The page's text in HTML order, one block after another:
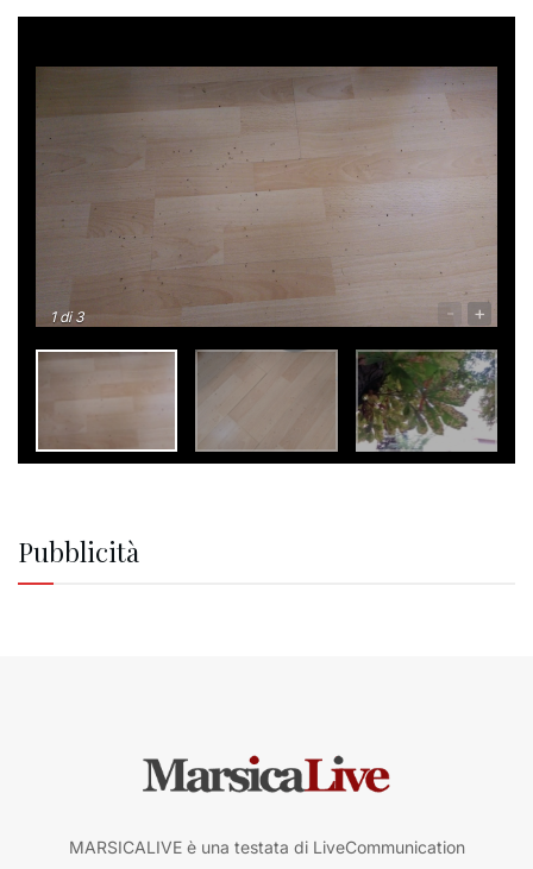
1di 3 - +
Pubblicità
MARSICALIVE è una testata di LiveCommunication